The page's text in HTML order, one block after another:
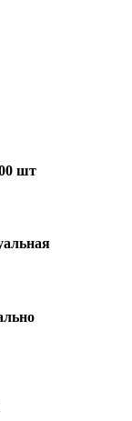
шт